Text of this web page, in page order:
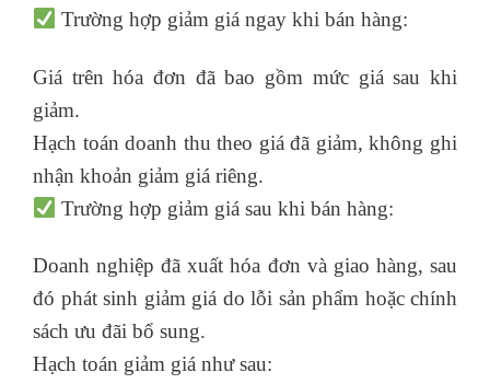
Trường hợp giảm giá ngay khi bán hàng:
Giá trên hóa đơn đã bao gồm mức giá sau khi
giảm.
Hạch toán doanh thu theo giá đã giảm, không ghi
nhận khoản giảm giá riêng.
Trường hợp giảm giá sau khi bán hàng:
Doanh nghiệp đã xuất hóa đơn và giao hàng, sau
đó phát sinh giảm giá do lỗi sản phẩm hoặc chính
sách ưu đãi bổ sung.
Hạch toán giảm giá như sau: